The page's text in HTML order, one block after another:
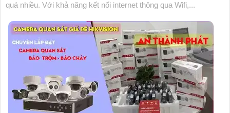
quá nhiều. Với khả năng kết nối internet thông qua Wifi,...